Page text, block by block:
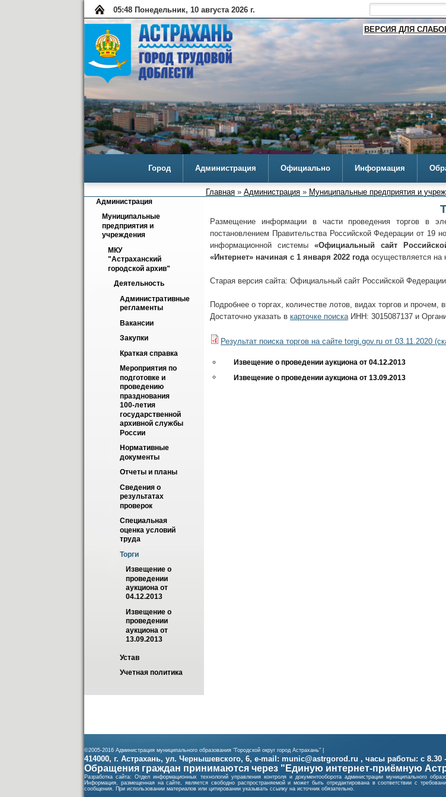
05:48 Понедельник, 10 августа 2026 г.
ВЕРСИЯ ДЛЯ
Город Администрация Официально Информация
Главная » Администрация » Муниципальные предприятия и
Администрация
Муниципальные
предприятия и
учреждения
МКУ
"Астраханский
городской архив"
Деятельность
Административные
регламенты
Вакансии
Закупки
Краткая справка
Мероприятия по
подготовке и
проведению
празднования
100-летия
государственной
архивной службы
России
Нормативные
документы
Отчеты и планы
Сведения о
результатах
проверок
Специальная
оценка условий
труда
Торги
Извещение о
проведении
аукциона от
04.12.2013
Извещение о
проведении
аукциона от
13.09.2013
Устав
Учетная политика
Размещение информации в части проведения торгов в
постановлением Правительства Российской Федерации от 19
информационной системы«Официальный сайт
«Интернет» начиная с 1 января 2022 годаосуществляется на
Старая версия сайта: Официальный сайт Российской
Подробнее о торгах, количестве лотов, видах торгов и
Достаточно указать в карточке поискаИНН: 3015087137 и
Результат поиска торгов на сайте torgi.gov.ru от 03.11.2020
Извещение о проведении аукциона от 04.12.2013
Извещение о проведении аукциона от 13.09.2013
©2005-2016 Администрация муниципального образования "Городской округ город Астрахань" |
414000, г. Астрахань, ул. Чернышевского, 6, e-mail: munic@astrgorod.ru , часы работы: с 8.30
Обращения граждан принимаются через "Единую интернет-приёмную
Разработка сайта: Отдел информационных технологий управления контроля и документооборота администрации муниципального
Информация, размещенная на сайте, является свободно распространяемой и может быть отредактирована в соответствии с
сообщения. При использовании материалов или цитировании указывать ссылку на источник обязательно.